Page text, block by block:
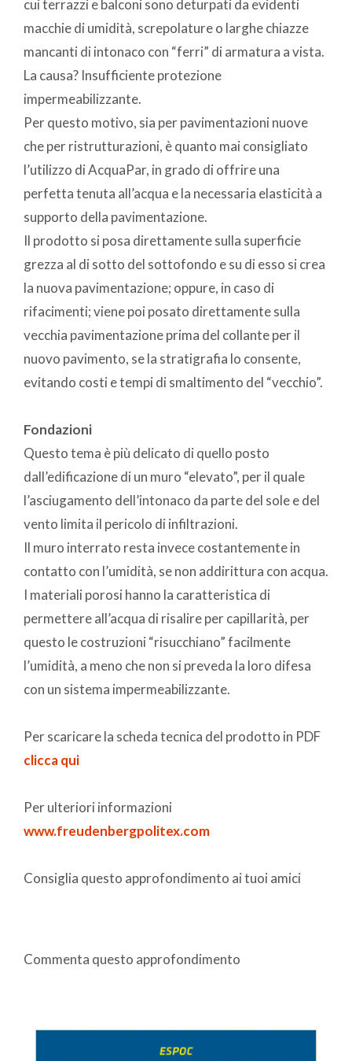
cui terrazzi e balconi sono deturpati da evidenti
macchie di umidità, screpolature o larghe chiazze
mancanti di intonaco con “ferri” di armatura a vista.
La causa? Insufficiente protezione
impermeabilizzante.
Per questo motivo, sia per pavimentazioni nuove
che per ristrutturazioni, è quanto mai consigliato
l’utilizzo di AcquaPar, in grado di offrire una
perfetta tenuta all’acqua e la necessaria elasticità a
supporto della pavimentazione.
Il prodotto si posa direttamente sulla superficie
grezza al di sotto del sottofondo e su di esso si crea
la nuova pavimentazione; oppure, in caso di
rifacimenti; viene poi posato direttamente sulla
vecchia pavimentazione prima del collante per il
nuovo pavimento, se la stratigrafia lo consente,
evitando costi e tempi di smaltimento del “vecchio”.
Fondazioni
Questo tema è più delicato di quello posto
dall’edificazione di un muro “elevato”, per il quale
l’asciugamento dell’intonaco da parte del sole e del
vento limita il pericolo di infiltrazioni.
Il muro interrato resta invece costantemente in
contatto con l’umidità, se non addirittura con acqua.
I materiali porosi hanno la caratteristica di
permettere all’acqua di risalire per capillarità, per
questo le costruzioni “risucchiano” facilmente
l’umidità, a meno che non si preveda la loro difesa
con un sistema impermeabilizzante.
Per scaricare la scheda tecnica del prodotto in PDF
clicca qui
Per ulteriori informazioni
www.freudenbergpolitex.com
Consiglia questo approfondimento ai tuoi amici
Commenta questo approfondimento